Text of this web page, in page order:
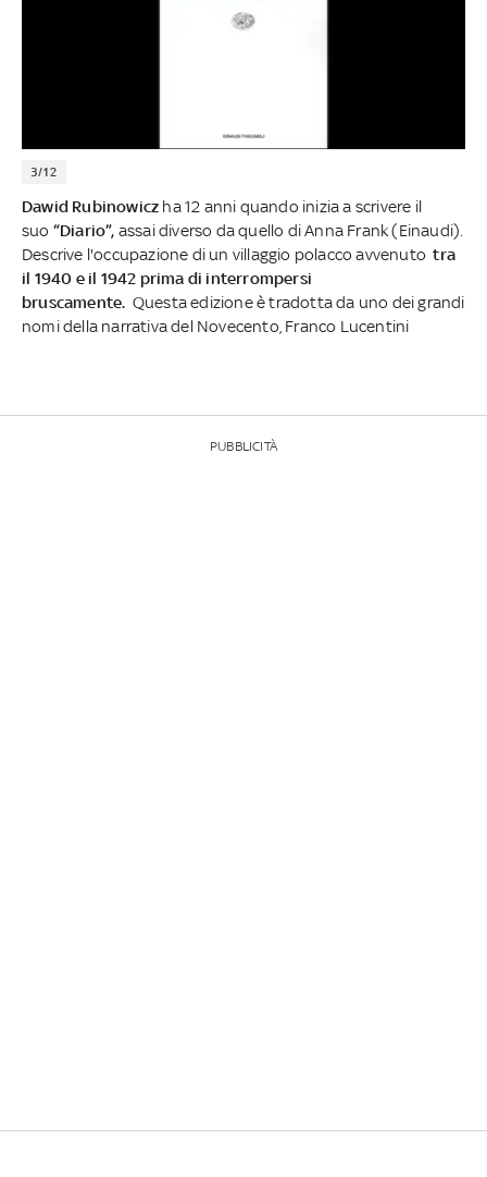
3/12
Dawid Rubinowicz ha 12 anni quando inizia a scrivere il
suo “Diario”, assai diverso da quello di Anna Frank (Einaudi).
Descrive l'occupazione di un villaggio polacco avvenutotra
il 1940 e il 1942 prima di interrompersi
bruscamente. Questa edizione è tradotta da uno dei grandi
nomi della narrativa del Novecento, Franco Lucentini
PUBBLICITÀ